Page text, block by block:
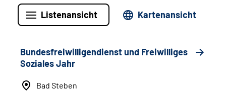
Listenansicht Kartenansicht
Bundesfreiwilligendienst und Freiwilliges
Soziales Jahr
Bad Steben